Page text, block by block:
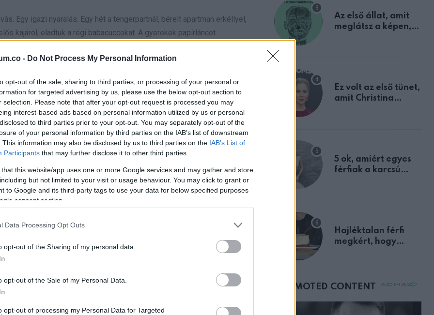
- Do Not Process My Personal Information
opt-out of the sale, sharing to third parties, or processing of your personal or
for targeted advertising by us, please use the below opt-out section to
selection. Please note that after your opt-out request is processed you may
interest-based ads based on personal information utilized by us or personal
to third parties prior to your opt-out. You may separately opt-out of the
of your personal information by third parties on the IAB’s list of downstream
This information may also be disclosed by us to third parties on the IAB’s List of
Participants that may further disclose it to other third parties.
that this website/app uses one or more Google services and may gather and store
but not limited to your visit or usage behaviour. You may click to grant or
to Google and its third-party tags to use your data for below specified purposes
consent section.
Data Processing Opt Outs
opt-out of the Sharing of my personal data.
opt-out of the Sale of my Personal Data.
opt-out of processing my Personal Data for Targeted
Egy igazi nyaralás. Egy hét a tengerpartnál, bérelt apartman erkéllyel,
kajáról, eladtuk a régi babacuccokat. A gyerekek papírláncot
egy szem láncszemet.
hátra?”
amikor megcsörrent a telefonom.
kapsz levegőt, és nem tudsz rendes mondatokat mondani.
Por mindenhol, se mosogató, se szekrények. Pelyhes reggelin
itt van. Mindenki másnak már megvoltak a programjai.
egy hétre.”
Az első állat, amit
meglátsz a képen,
Ez volt az első tünet,
amit Christina
5 ok, amiért egyes
férfiak a karcsú
Hajléktalan férfi
megkért, hogy
mellettem ült az első